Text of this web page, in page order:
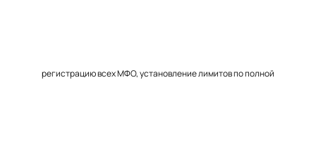
регистрацию всех МФО, установление лимитов по полной